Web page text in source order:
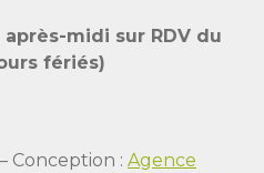
midi sur RDV du
fériés)
Conception : Agence